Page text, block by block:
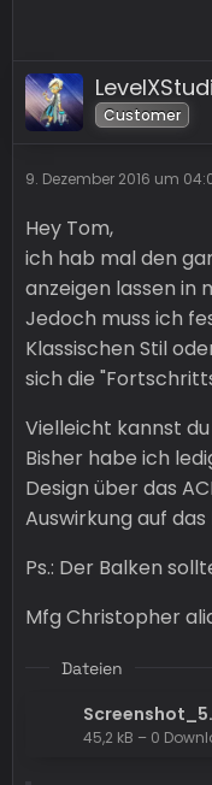
Customer
9. Dezember 2016 um
Hey Tom,
ich hab mal den
anzeigen lassen in
Jedoch muss ich
Klassischen Stil
sich die
Vielleicht kannst
Bisher habe ich
Design über das
Auswirkung auf
Ps.: Der Balken
Mfg Christopher
Dateien
45,2 kB – 0